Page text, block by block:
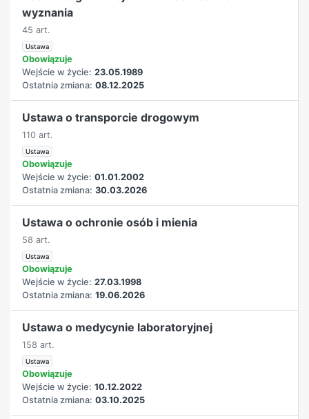
wyznania
45 art.
Ustawa
Obowiązuje
Wejście w życie: 23.05.1989
Ostatnia zmiana: 08.12.2025
Ustawa o transporcie drogowym
110 art.
Ustawa
Obowiązuje
Wejście w życie: 01.01.2002
Ostatnia zmiana: 30.03.2026
Ustawa o ochronie osób i mienia
58 art.
Ustawa
Obowiązuje
Wejście w życie: 27.03.1998
Ostatnia zmiana: 19.06.2026
Ustawa o medycynie laboratoryjnej
158 art.
Ustawa
Obowiązuje
Wejście w życie: 10.12.2022
Ostatnia zmiana: 03.10.2025